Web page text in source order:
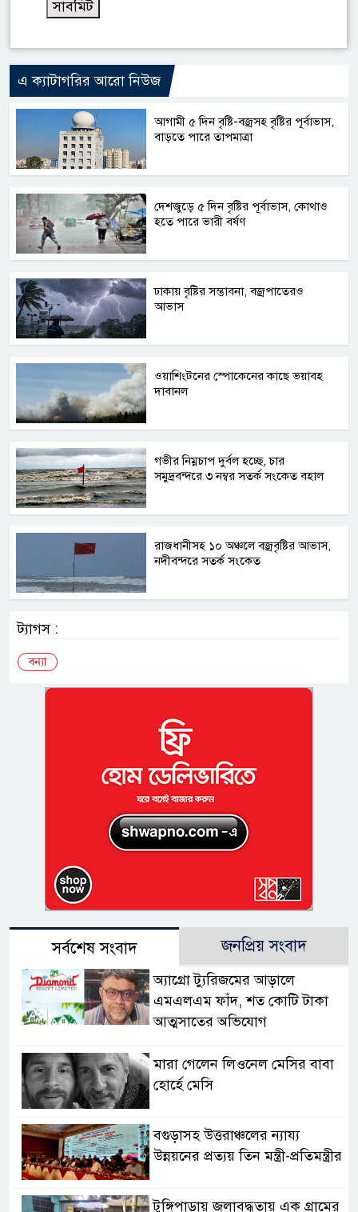
এ ক্যাটাগরির আরো নিউজ
আগামী ৫ দিন বৃষ্টি-বজ্রসহ বৃষ্টির পূর্বাভাস,
বাড়তে পারে তাপমাত্রা
দেশজুড়ে ৫ দিন বৃষ্টির পূর্বাভাস, কোথাও
হতে পারে ভারী বর্ষণ
ঢাকায় বৃষ্টির সম্ভাবনা, বজ্রপাতেরও
আভাস
ওয়াশিংটনের স্পোকেনের কাছে ভয়াবহ
দাবানল
গভীর নিম্নচাপ দুর্বল হচ্ছে, চার
সমুদ্রবন্দরে ৩ নম্বর সতর্ক সংকেত বহাল
রাজধানীসহ ১০ অঞ্চলে বজ্রবৃষ্টির আভাস,
নদীবন্দরে সতর্ক সংকেত
ট্যাগস :
বন্যা
সর্বশেষ সংবাদ জনপ্রিয় সংবাদ
অ্যাগ্রো ট্যুরিজমের আড়ালে
এমএলএম ফাঁদ, শত কোটি টাকা
আত্মসাতের অভিযোগ
মারা গেলেন লিওনেল মেসির বাবা
হোর্হে মেসি
বগুড়াসহ উত্তরাঞ্চলের ন্যায্য
উন্নয়নের প্রত্যয় তিন মন্ত্রী-প্রতিমন্ত্রীর
টুঙ্গিপাড়ায় জলাবদ্ধতায় এক গ্রামের